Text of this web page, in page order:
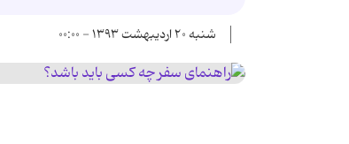
شنبه ۲۰ اردیبهشت ۱۳۹۳ - ۰۰:۰۰